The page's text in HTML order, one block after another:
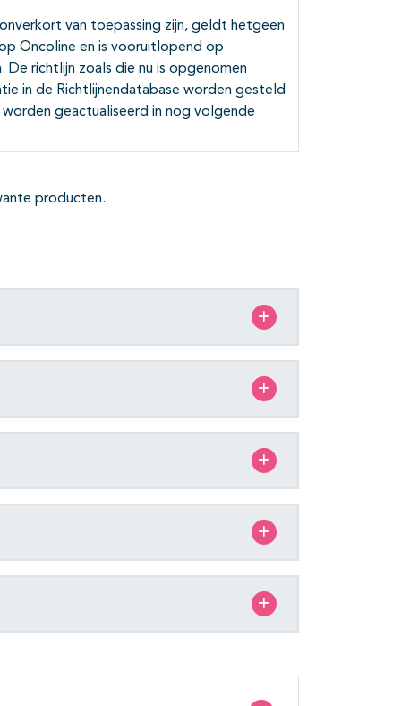
van toepassing zijn, geldt hetgeen
Oncoline en is vooruitlopend op
De richtlijn zoals die nu is opgenomen
in de Richtlijnendatabase worden gesteld
geactualiseerd in nog volgende
producten.